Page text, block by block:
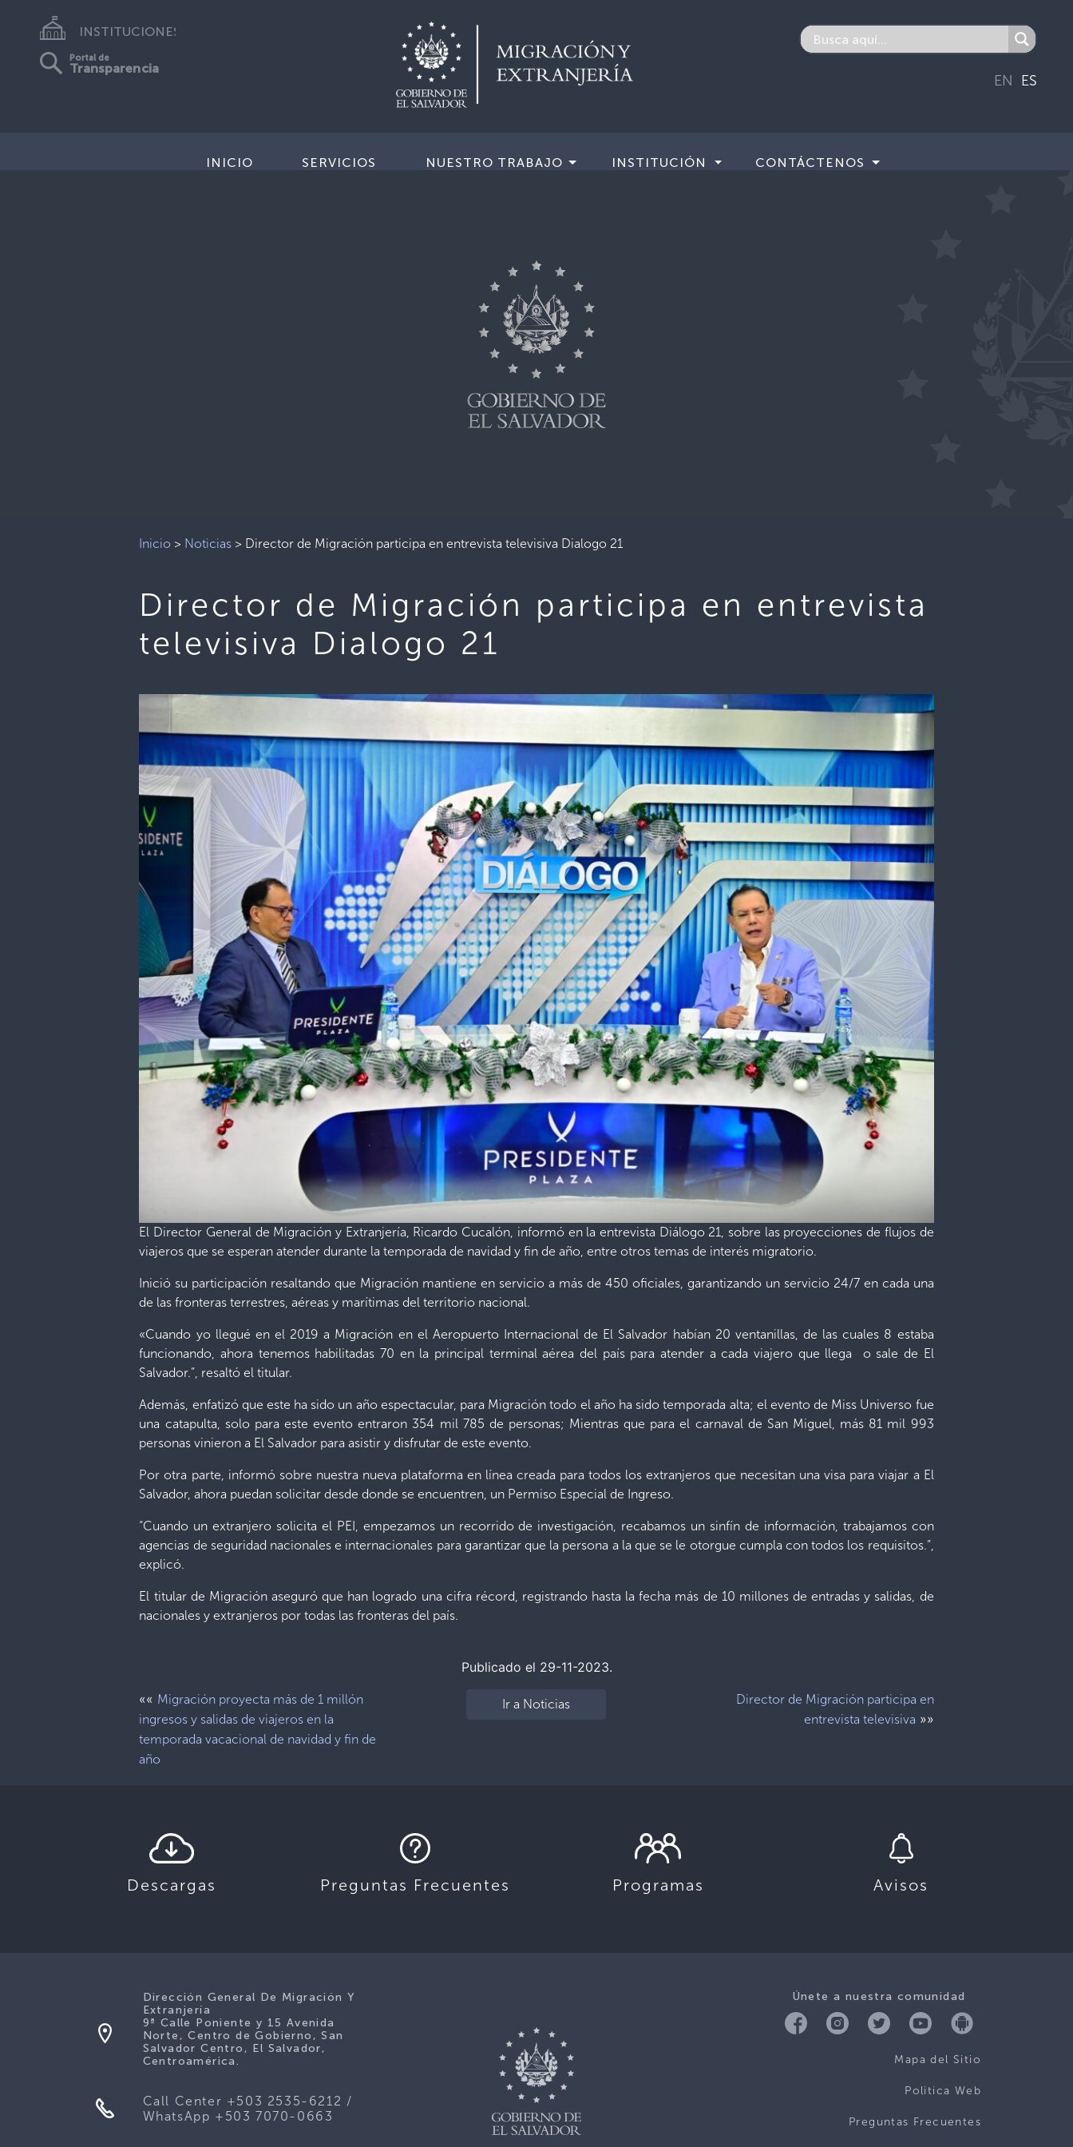
INSTITUCIONES
Portal de
Transparencia
EN ES
INICIO SERVICIOS NUESTRO TRABAJO INSTITUCIÓN CONTÁCTENOS
Inicio > Noticias > Director de Migración participa en entrevista televisiva Dialogo 21
Director de Migración participa en entrevista
televisiva Dialogo 21
El Director General de Migración y Extranjería, Ricardo Cucalón, informó en la entrevista Diálogo 21, sobre las proyecciones de flujos de
viajeros que se esperan atender durante la temporada de navidad y fin de año, entre otros temas de interés migratorio.
Inició su participación resaltando que Migración mantiene en servicio a más de 450 oficiales, garantizando un servicio 24/7 en cada una
de las fronteras terrestres, aéreas y marítimas del territorio nacional.
«Cuando yo llegué en el 2019 a Migración en el Aeropuerto Internacional de El Salvador habían 20 ventanillas, de las cuales 8 estaba
funcionando, ahora tenemos habilitadas 70 en la principal terminal aérea del país para atender a cada viajero que llega o sale de El
Salvador.”, resaltó el titular.
Además, enfatizó que este ha sido un año espectacular, para Migración todo el año ha sido temporada alta; el evento de Miss Universo fue
una catapulta, solo para este evento entraron 354 mil 785 de personas; Mientras que para el carnaval de San Miguel, más 81 mil 993
personas vinieron a El Salvador para asistir y disfrutar de este evento.
Por otra parte, informó sobre nuestra nueva plataforma en línea creada para todos los extranjeros que necesitan una visa para viajar a El
Salvador, ahora puedan solicitar desde donde se encuentren, un Permiso Especial de Ingreso.
“Cuando un extranjero solicita el PEI, empezamos un recorrido de investigación, recabamos un sinfín de información, trabajamos con
agencias de seguridad nacionales e internacionales para garantizar que la persona a la que se le otorgue cumpla con todos los requisitos.”,
explicó.
El titular de Migración aseguró que han logrado una cifra récord, registrando hasta la fecha más de 10 millones de entradas y salidas, de
nacionales y extranjeros por todas las fronteras del país.
Publicado el 29-11-2023.
«« Migración proyecta más de 1 millón
ingresos y salidas de viajeros en la
temporada vacacional de navidad y fin de
año
Ir a Noticias
Director de Migración participa en
entrevista televisiva »»
Descargas Preguntas Frecuentes Programas Avisos
Únete a nuestra comunidad
Mapa del Sitio
Politica Web
Preguntas Frecuentes
Dirección General De Migración Y
Extranjería
9ª Calle Poniente y 15 Avenida
Norte, Centro de Gobierno, San
Salvador Centro, El Salvador,
Centroamérica.
Call Center +503 2535-6212 /
WhatsApp +503 7070-0663